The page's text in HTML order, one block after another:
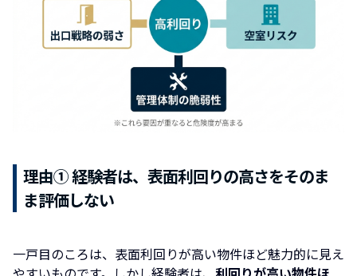
理由① 経験者は、表面利回りの高さをそのま
ま評価しない
一戸目のころは、表面利回りが高い物件ほど魅力的に見え